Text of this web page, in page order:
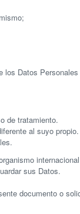
Datos
de tratamiento.
al suyo
sus Datos.
documento o